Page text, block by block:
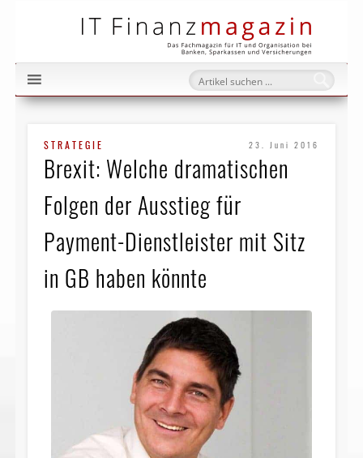
STRATEGIE 23. Juni 2016
Brexit: Welche dramatischen
Folgen der Ausstieg für
Payment-Dienstleister mit Sitz
in GB haben könnte